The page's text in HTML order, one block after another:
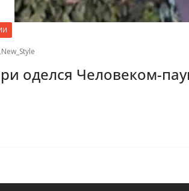
New_Style
оделся Человеком-